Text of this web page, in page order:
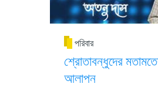
পরিবার
শ্রোতাবন্ধুদের
আলাপন